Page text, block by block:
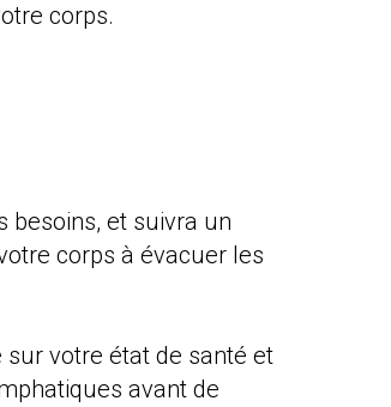
corps.
besoins, et suivra un
corps à évacuer les
votre état de santé et
avant de